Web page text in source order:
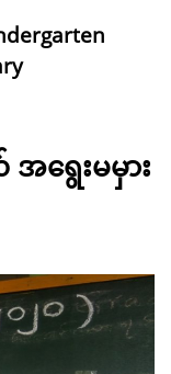
ရွေးမမှား